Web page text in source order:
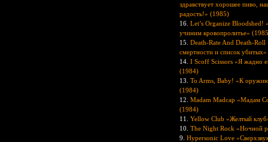
здравствует хорошее пиво,
радость!» (1985)
16. Let’s Organize Bloodshed!
учиним кровопролитье»
15. Death-Rate And Death-Roll
смертности и список
14. I Scoff Scissors «Я жадно
(1984)
13. To Arms, Baby! «К
(1984)
12. Madam Madcap «Мадам
(1984)
11. Yellow Club «Желтый
10. The Night Rock «Ночной
9. Hypersonic Love